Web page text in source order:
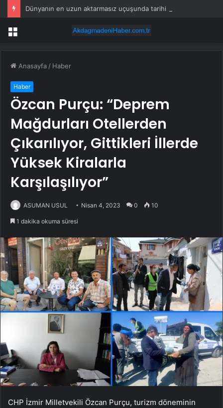
Menü
Anasayfa / Haber
Haber
Özcan Purçu: “Deprem
Mağdurları Otellerden
Çıkarılıyor, Gittikleri İllerde
Yüksek Kiralarla
Karşılaşılıyor”
ASUMAN USUL Nisan 4, 2023 0 10
1 dakika okuma süresi
CHP İzmir Milletvekili Özcan Purçu, turizm döneminin